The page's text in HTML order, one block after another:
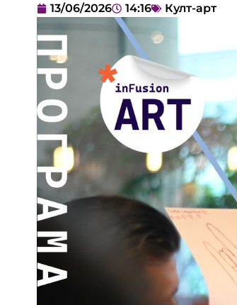
13/06/2026 14:16 Култ-арт